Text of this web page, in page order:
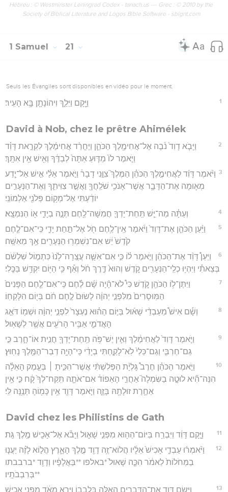
Hébreu : © Westminster Leningrad Codex - tanach.us --- Grec : © 2010 by the
Society of Biblical Literature and Logos Bible Software - sblgnt.com
1 Samuel 21
Seuls les Évangiles sont disponibles en vidéo pour le moment.
1 וַיָּ֖קָם וַיֵּלַ֑ךְ וִיהוֹנָתָ֖ן בָּ֥א הָעִֽיר׃
David à Nob, chez le prêtre Ahimélek
2
וַיָּבֹ֤א דָוִד֙ נֹ֔בֶה אֶל־אֲחִימֶ֖לֶךְ הַכֹּהֵ֑ן וַיֶּחֱרַ֨ד אֲחִימֶ֜לֶךְ לִקְרַ֣את דָּוִ֗ד
וַיֹּ֤אמֶר לוֹ֙ מַדּ֤וּעַ אַתָּה֙ לְבַדֶּ֔ךָ וְאִ֖ישׁ אֵ֥ין אִתָּֽךְ׃
3 וַיֹּ֨אמֶר דָּוִ֜ד לַאֲחִימֶ֣לֶךְ הַכֹּהֵ֗ן הַמֶּלֶךְ֮ צִוַּ֣נִי דָבָר֒ וַיֹּ֣אמֶר אֵלַ֗י אִ֣ישׁ אַל־יֵ֧דַע
מְא֛וּמָה אֶת־הַדָּבָ֛ר אֲשֶׁר־אָנֹכִ֥י שֹׁלֵֽחֲךָ֖ וַאֲשֶׁ֣ר צִוִּיתִ֑ךָ וְאֶת־הַנְּעָרִ֣ים
יוֹדַ֔עְתִּי אֶל־מְק֥וֹם פְּלֹנִ֖י אַלְמוֹנִֽי׃
4 וְעַתָּ֗ה מַה־יֵּ֧שׁ תַּֽחַת־יָדְךָ֛ חֲמִשָּׁה־לֶ֖חֶם תְּנָ֣ה בְיָדִ֑י א֖וֹ הַנִּמְצָֽא׃
5
וַיַּ֨עַן הַכֹּהֵ֤ן אֶת־דָּוִד֙ וַיֹּ֔אמֶר אֵֽין־לֶ֥חֶם חֹ֖ל אֶל־תַּ֣חַת יָדִ֑י כִּֽי־אִם־לֶ֤חֶם
קֹ֙דֶשׁ֙ יֵ֔שׁ אִם־נִשְׁמְר֥וּ הַנְּעָרִ֖ים אַ֥ךְ מֵאִשָּֽׁה׃
6
וַיַּעַן֩ דָּוִ֨ד אֶת־הַכֹּהֵ֜ן וַיֹּ֣אמֶר ל֗וֹ כִּ֣י אִם־אִשָּׁ֤ה עֲצֻֽרָה־לָ֙נוּ֙ כִּתְמ֣וֹל שִׁלְשֹׁ֔ם
בְּצֵאתִ֕י וַיִּהְי֥וּ כְלֵֽי־הַנְּעָרִ֖ים קֹ֑דֶשׁ וְהוּא֙ דֶּ֣רֶךְ חֹ֔ל וְאַ֕ף כִּ֥י הַיּ֖וֹם יִקְדַּ֥שׁ בַּכֶּֽלִי׃
7
וַיִּתֶּן־ל֥וֹ הַכֹּהֵ֖ן קֹ֑דֶשׁ כִּי֩ לֹא־הָ֨יָה שָׁ֜ם לֶ֗חֶם כִּֽי־אִם־לֶ֤חֶם הַפָּנִים֙
הַמּֽוּסָרִים֙ מִלִּפְנֵ֣י יְהוָ֔ה לָשׂוּם֙ לֶ֣חֶם חֹ֔ם בְּי֖וֹם הִלָּקְחֽוֹ׃
8
וְשָׁ֡ם אִישׁ֩ מֵעַבְדֵ֨י שָׁא֜וּל בַּיּ֣וֹם הַה֗וּא נֶעְצָר֙ לִפְנֵ֣י יְהוָ֔ה וּשְׁמ֖וֹ דֹּאֵ֣ג
הָאֲדֹמִ֑י אַבִּ֥יר הָרֹעִ֖ים אֲשֶׁ֥ר לְשָׁאֽוּל׃
9
וַיֹּ֤אמֶר דָּוִד֙ לַאֲחִימֶ֔לֶךְ וְאִ֛ין יֶשׁ־פֹּ֥ה תַֽחַת־יָדְךָ֖ חֲנִ֣ית אוֹ־חָ֑רֶב כִּ֣י
גַם־חַרְבִּ֤י וְגַם־כֵּלַי֙ לֹֽא־לָקַ֣חְתִּי בְיָדִ֔י כִּֽי־הָיָ֥ה דְבַר־הַמֶּ֖לֶךְ נָחֽוּץ׃
10
וַיֹּ֣אמֶר הַכֹּהֵ֗ן חֶרֶב֩ גָּלְיָ֨ת הַפְּלִשְׁתִּ֜י אֲשֶׁר־הִכִּ֣יתָ ׀ בְּעֵ֣מֶק הָאֵלָ֗ה
הִנֵּה־הִ֞יא לוּטָ֣ה בַשִּׂמְלָה֮ אַחֲרֵ֣י הָאֵפוֹד֒ אִם־אֹתָ֤הּ תִּֽקַּח־לְךָ֙ קָ֔ח כִּ֣י אֵ֥ין
אַחֶ֛רֶת זוּלָתָ֖הּ בָּזֶ֑ה וַיֹּ֧אמֶר דָּוִ֛ד אֵ֥ין כָּמ֖וֹהָ תְּנֶ֥נָּה לִּֽי׃
David chez les Philistins de Gath
11 וַיָּ֣קָם דָּוִ֔ד וַיִּבְרַ֥ח בַּיּוֹם־הַה֖וּא מִפְּנֵ֣י שָׁא֑וּל וַיָּבֹ֕א אֶל־אָכִ֖ישׁ מֶ֥לֶךְ גַּֽת׃
12
וַיֹּ֨אמְר֜וּ עַבְדֵ֤י אָכִישׁ֙ אֵלָ֔יו הֲלוֹא־זֶ֥ה דָוִ֖ד מֶ֣לֶךְ הָאָ֑רֶץ הֲל֣וֹא לָזֶ֗ה יַעֲנ֤וּ
בַמְּחֹלוֹת֙ לֵאמֹ֔ר הִכָּ֤ה שָׁאוּל֙ *באלפו **בַּאֲלָפָ֔יו וְדָוִ֖ד *ברבבתו
**בְּרִבְבֹתָֽיו׃
13 וַיָּ֧שֶׂם דָּוִ֛ד אֶת־הַדְּבָרִ֥ים הָאֵ֖לֶּה בִּלְבָב֑וֹ וַיִּרָ֣א מְאֹ֔ד מִפְּנֵ֖י אָכִ֥ישׁ